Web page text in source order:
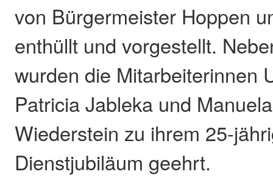
von Bürgermeister Hoppen
enthüllt und vorgestellt.
wurden die Mitarbeiterinnen
Patricia Jableka und
Wiederstein zu ihrem 25-
Dienstjubiläum geehrt.